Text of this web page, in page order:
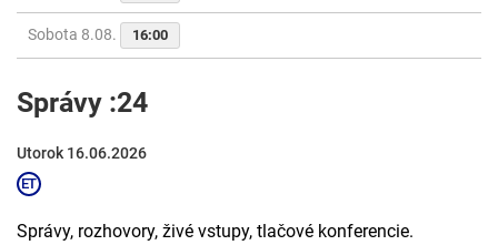
Sobota 8.08. 16:00
Správy :24
Utorok 16.06.2026
Správy, rozhovory, živé vstupy, tlačové konferencie.